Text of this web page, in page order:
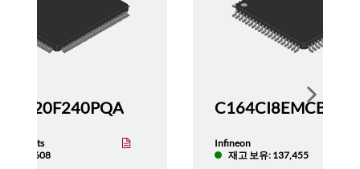
보유: 5,608
Infineon
재고 보유: 137,455
Show